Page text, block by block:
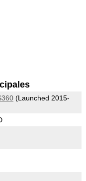
(Launched 2015-